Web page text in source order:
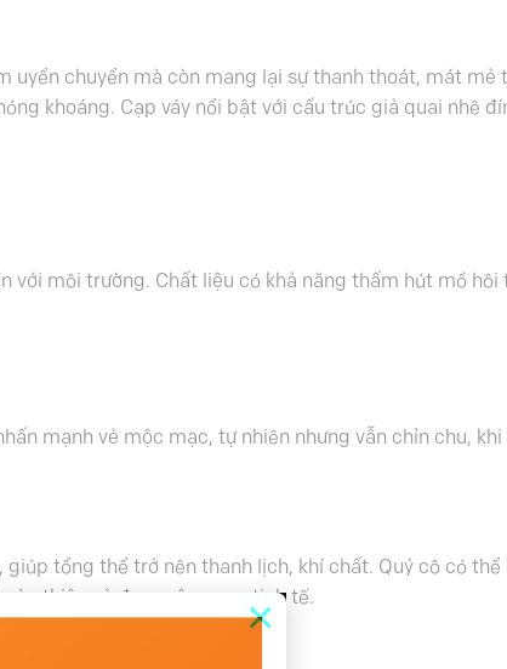
×
chuyển mà còn mang lại sự thanh thoát, mát mẻ
khoáng. Cạp váy nổi bật với cấu trúc giả quai nhê
với môi trường. Chất liệu có khả năng thấm hút mồ hôi
mạnh vẻ mộc mạc, tự nhiên nhưng vẫn chỉn chu,
, giúp tổng thể trở nên thanh lịch, khí chất. Quý cô có thể
thiện vẻ đẹp mộc mạc, tinh tế.